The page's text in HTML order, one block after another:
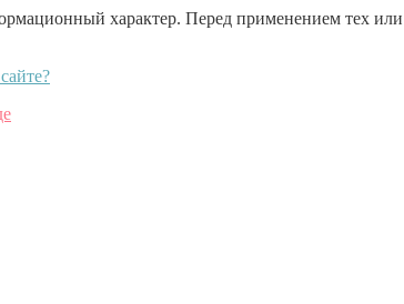
характер. Перед применением тех